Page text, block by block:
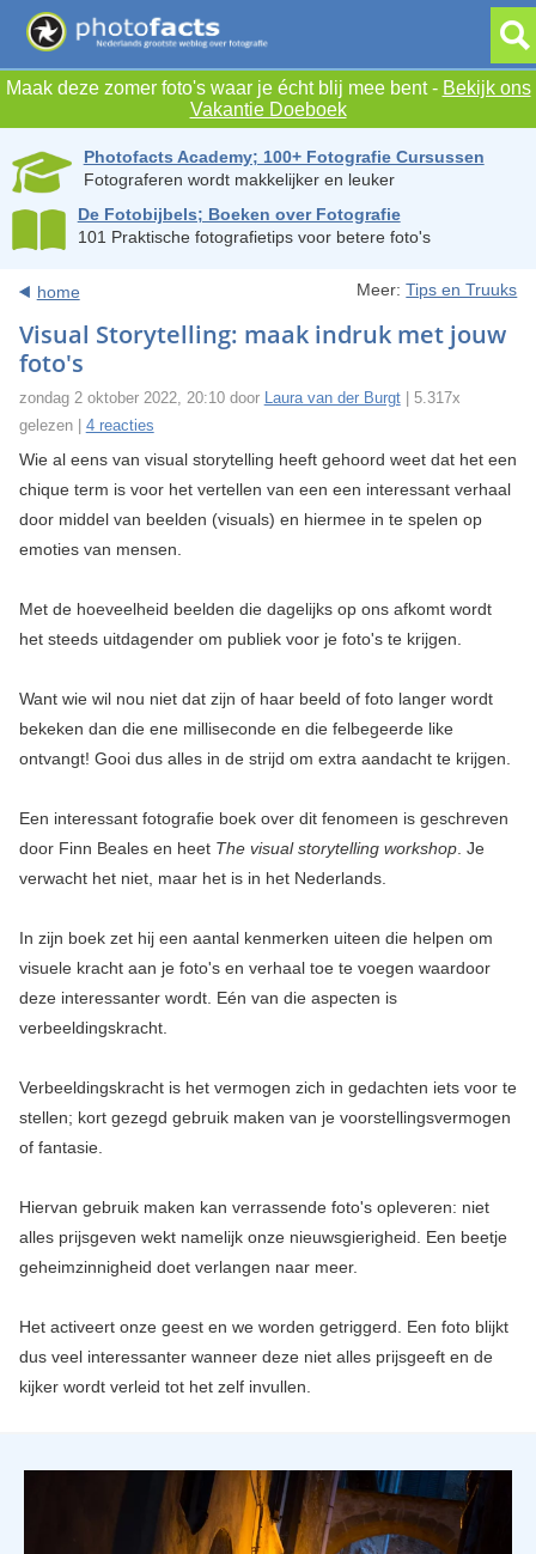
Maak deze zomer foto's waar je écht blij mee bent - Bekijk ons
Vakantie Doeboek
Photofacts Academy; 100+ Fotografie Cursussen
Fotograferen wordt makkelijker en leuker
De Fotobijbels; Boeken over Fotografie
101 Praktische fotografietips voor betere foto's
home Meer:Tips en Truuks
Visual Storytelling: maak indruk met jouw
foto's
zondag 2 oktober 2022, 20:10 door Laura van der Burgt| 5.317x
gelezen | 4 reacties
Wie al eens van visual storytelling heeft gehoord weet dat het een
chique term is voor het vertellen van een een interessant verhaal
door middel van beelden (visuals) en hiermee in te spelen op
emoties van mensen.
Met de hoeveelheid beelden die dagelijks op ons afkomt wordt
het steeds uitdagender om publiek voor je foto's te krijgen.
Want wie wil nou niet dat zijn of haar beeld of foto langer wordt
bekeken dan die ene milliseconde en die felbegeerde like
ontvangt! Gooi dus alles in de strijd om extra aandacht te krijgen.
Een interessant fotografie boek over dit fenomeen is geschreven
door Finn Beales en heet The visual storytelling workshop. Je
verwacht het niet, maar het is in het Nederlands.
In zijn boek zet hij een aantal kenmerken uiteen die helpen om
visuele kracht aan je foto's en verhaal toe te voegen waardoor
deze interessanter wordt. Eén van die aspecten is
verbeeldingskracht.
Verbeeldingskracht is het vermogen zich in gedachten iets voor te
stellen; kort gezegd gebruik maken van je voorstellingsvermogen
of fantasie.
Hiervan gebruik maken kan verrassende foto's opleveren: niet
alles prijsgeven wekt namelijk onze nieuwsgierigheid. Een beetje
geheimzinnigheid doet verlangen naar meer.
Het activeert onze geest en we worden getriggerd. Een foto blijkt
dus veel interessanter wanneer deze niet alles prijsgeeft en de
kijker wordt verleid tot het zelf invullen.